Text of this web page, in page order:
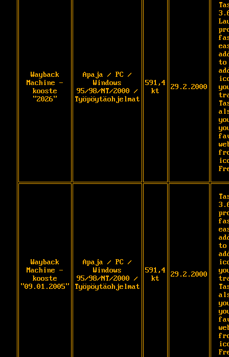
Wayback
Machine -
kooste
"2026"
Apaja / PC /
Windows
95/98/NT/2000 /
Työpöytäohjelmat
591,4
kt
29.2.2000
to
Wayback
Machine -
kooste
"09.01.2005"
Apaja / PC /
Windows
95/98/NT/2000 /
Työpöytäohjelmat
591,4
kt
29.2.2000
to